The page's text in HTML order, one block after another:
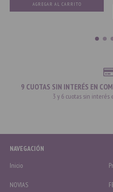
AGREGAR AL CARRITO
9 CUOTAS SIN INTERÉS EN
3 y 6 cuotas sin interés
NAVEGACIÓN
Inicio
NOVIAS